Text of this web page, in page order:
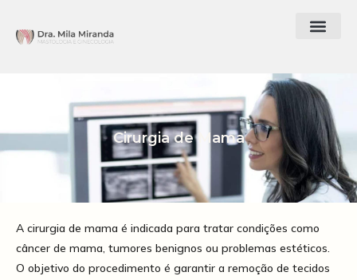
Cirurgia de Mama
A cirurgia de mama é indicada para tratar condições como
câncer de mama, tumores benignos ou problemas estéticos.
O objetivo do procedimento é garantir a remoção de tecidos